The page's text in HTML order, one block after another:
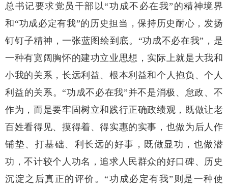
总书记要求党员干部以“功成不必在我”的精神境界
和“功成必定有我”的历史担当，保持历史耐心，发扬
钉钉子精神，一张蓝图绘到底。“功成不必在我”，是
一种有宽阔胸怀的建功立业思想，实际上就是大我和
小我的关系，长远利益、根本利益和个人抱负、个人
利益的关系。“功成不必在我”并不是消极、怠政、不
作为，而是要牢固树立和践行正确政绩观，既做让老
百姓看得见、摸得着、得实惠的实事，也做为后人作
铺垫、打基础、利长远的好事，既做显功，也做潜
功，不计较个人功名，追求人民群众的好口碑、历史
沉淀之后真正的评价。“功成必定有我”则是一种使